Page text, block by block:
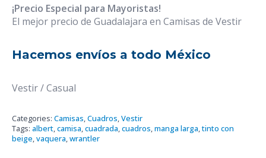
¡Precio Especial para Mayoristas!
El mejor precio de Guadalajara en Camisas de Vestir
Hacemos envíos a todo México
Vestir / Casual
Categories: Camisas,Cuadros,Vestir
Tags: albert,camisa,cuadrada,cuadros,manga larga,tinto con
beige,vaquera,wrantler